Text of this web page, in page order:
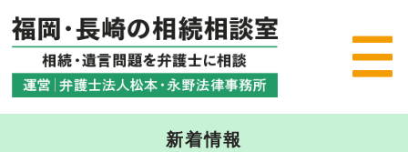
新着情報